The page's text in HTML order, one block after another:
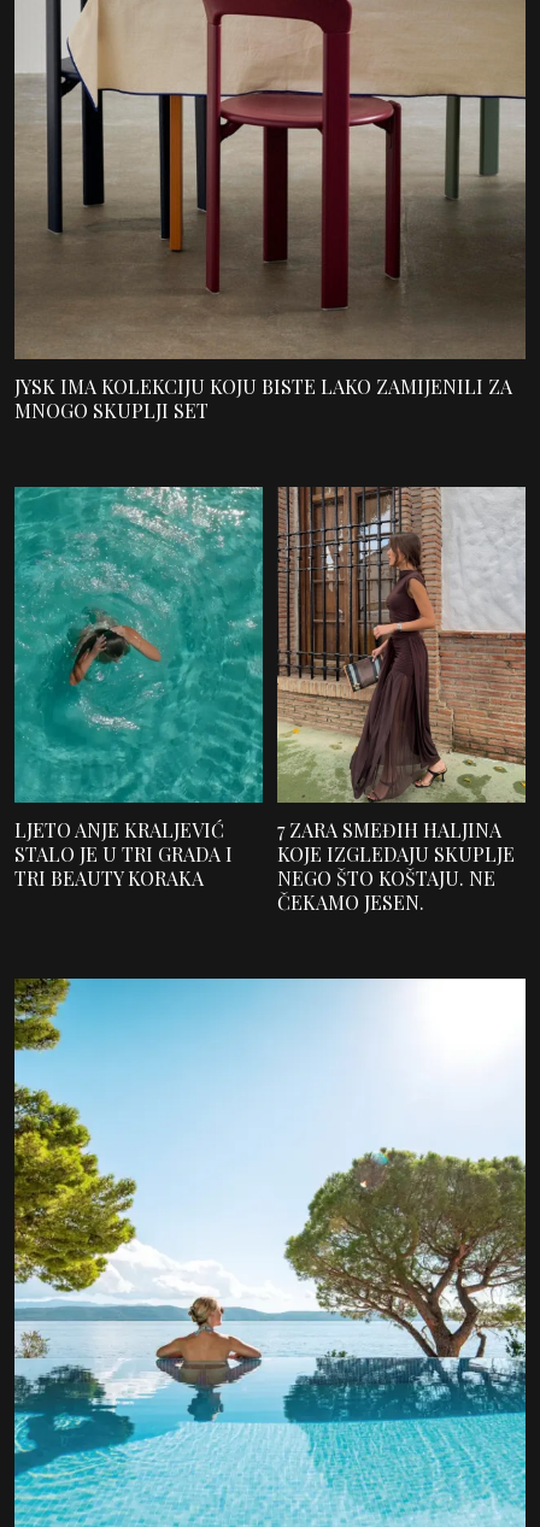
JYSK IMA KOLEKCIJU KOJU BISTE LAKO ZAMIJENILI ZA
MNOGO SKUPLJI SET
LJETO ANJE KRALJEVIĆ
STALO JE U TRI GRADA I
TRI BEAUTY KORAKA
7 ZARA SMEĐIH HALJINA
KOJE IZGLEDAJU SKUPLJE
NEGO ŠTO KOŠTAJU. NE
ČEKAMO JESEN.